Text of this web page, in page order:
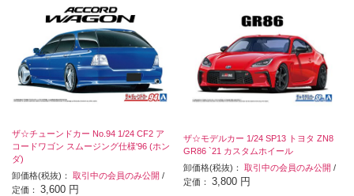
ザ☆チューンドカー No.94 1/24 CF2 ア
コードワゴン スムージング仕様'96 (ホン
ダ)
卸価格(税抜)： 取引中の会員のみ公開 /
定価： 3,600 円
ザ☆モデルカー 1/24 SP13 トヨタ ZN8
GR86 `21 カスタムホイール
卸価格(税抜)：取引中の会員のみ公開 /
定価：3,800 円